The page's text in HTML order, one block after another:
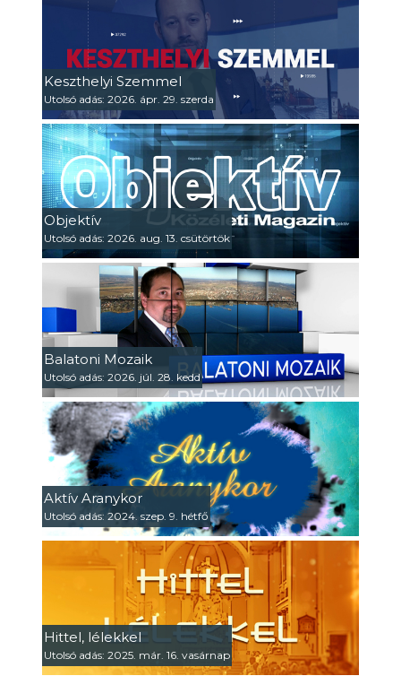
Keszthelyi Szemmel
Utolsó adás: 2026. ápr. 29. szerda
Objektív
Utolsó adás: 2026. aug. 13. csütörtök
Balatoni Mozaik
Utolsó adás: 2026. júl. 28. kedd
Aktív Aranykor
Utolsó adás: 2024. szep. 9. hétfő
Hittel, lélekkel
Utolsó adás: 2025. már. 16. vasárnap